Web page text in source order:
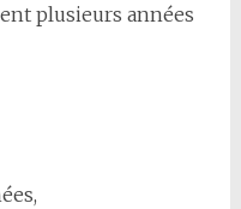
plusieurs années